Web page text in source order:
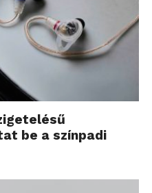
be a színpadi